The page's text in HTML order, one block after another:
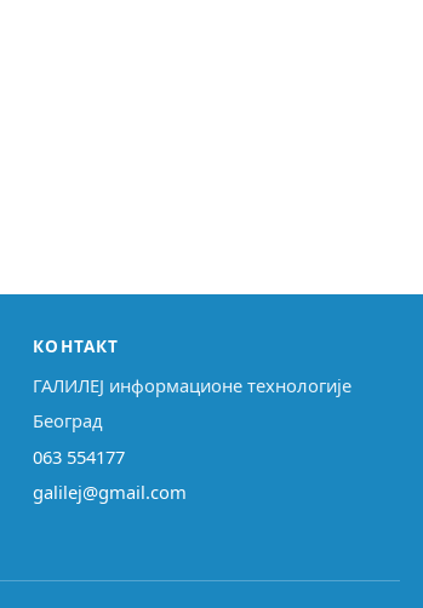
КОНТАКТ
ГАЛИЛЕЈ информационе технологије
Београд
063 554177
galilej@gmail.com